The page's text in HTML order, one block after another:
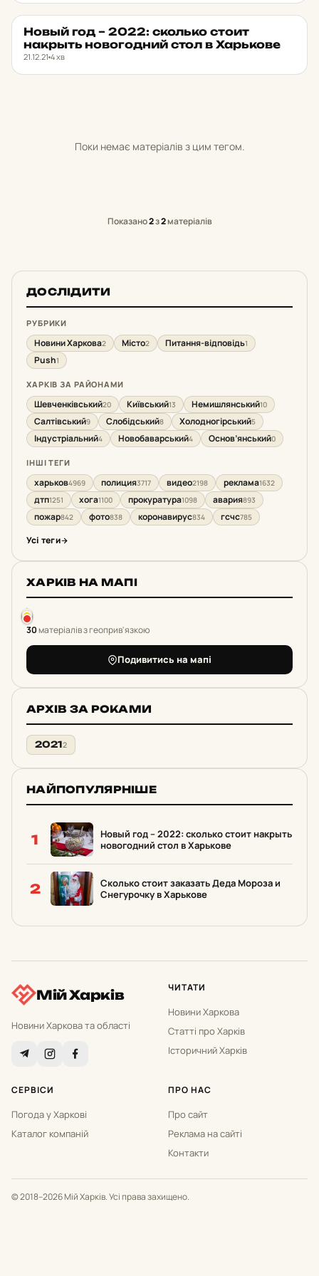
PUSH
Новый год – 2022: сколь­ко стоит
накрыть но­во­год­ний стол в Харь­ко­ве
21.12.21 4 хв
Поки немає матеріалів з цим тегом.
Показано2з2матеріалів
ДОСЛІДИТИ
РУБРИКИ
Новини Харкова2 Місто2 Питання-відповідь1
Push1
ХАРКІВ ЗА РАЙОНАМИ
Шевченківський20 Київський13 Немишлянський10
Салтівський9 Слобідський8 Холодногірський5
Індустріальний4 Новобаварський4 Основ’янський0
ІНШІ ТЕГИ
харьков4969 полиция3717 видео2198 реклама1632
дтп1251 хога1100 прокуратура1098 авария893
пожар842 фото838 коронавирус834 гсчс785
Усі теги
ХАРКІВ НА МАПІ
30матеріалів з геоприв'язкою
Подивитись на мапі
АРХІВ ЗА РОКАМИ
20212
НАЙПОПУЛЯРНІШЕ
1
Новый год – 2022: сколько стоит накрыть
новогодний стол в Харькове
2
Сколько стоит заказать Деда Мороза и
Снегурочку в Харькове
Мій Харків
Новини Харкова та області
ЧИТАТИ
Новини Харкова
Статті про Харків
Історичний Харків
СЕРВІСИ
Погода у Харкові
Каталог компаній
ПРО НАС
Про сайт
Реклама на сайті
Контакти
© 2018–2026 Мій Харків. Усі права захищено.